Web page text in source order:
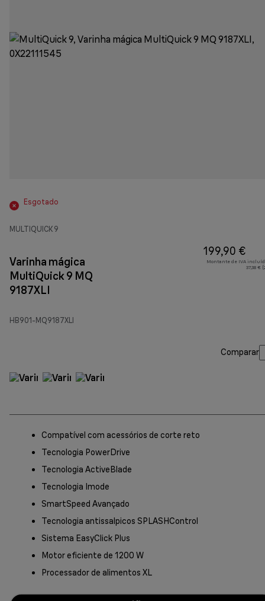
Esgotado
MULTIQUICK 9
Varinha mágica
MultiQuick 9 MQ
9187XLI
HB901-MQ9187XLI
199,90 €
Montante de IVA
37,38 €
Comparar
Compatível com acessórios de corte reto
Tecnologia PowerDrive
Tecnologia ActiveBlade
Tecnologia Imode
SmartSpeed Avançado
Tecnologia antissalpicos SPLASHControl
Sistema EasyClick Plus
Motor eficiente de 1200 W
Processador de alimentos XL